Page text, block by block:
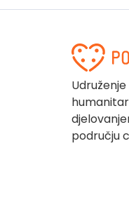
području